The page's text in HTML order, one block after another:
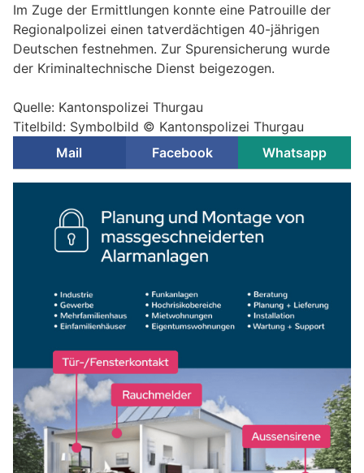
Im Zuge der Ermittlungen konnte eine Patrouille der
Regionalpolizei einen tatverdächtigen 40-jährigen
Deutschen festnehmen. Zur Spurensicherung wurde
der Kriminaltechnische Dienst beigezogen.
Quelle: Kantonspolizei Thurgau
Titelbild: Symbolbild © Kantonspolizei Thurgau
Mail
Facebook Whatsapp